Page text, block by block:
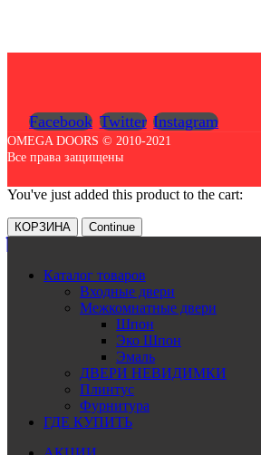
Facebook Twitter Instagram
OMEGA DOORS © 2010-2021
Все права защищены
You've just added this product to the cart:
КОРЗИНА Continue
Каталог товаров
Входные двери
Межкомнатные двери
Шпон
Эко Шпон
Эмаль
ДВЕРИ НЕВИДИМКИ
Плинтус
Фурнитура
ГДЕ КУПИТЬ